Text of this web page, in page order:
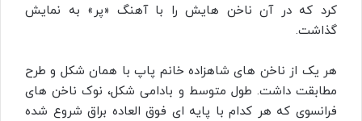
کرد که در آن ناخن‌ هایش را با آهنگ «پر» به نمایش
گذاشت.
هر یک از ناخن های شاهزاده خانم پاپ با همان شکل و طرح
مطابقت داشت. طول متوسط ​​و بادامی شکل، نوک ناخن های
فرانسوی که هر کدام با پایه ای فوق العاده براق شروع شده